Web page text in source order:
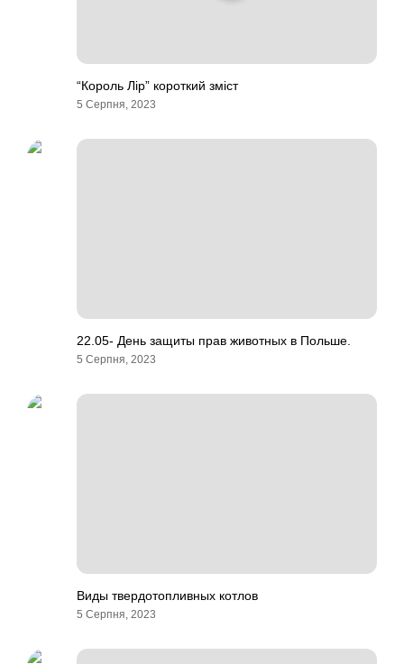
“Король Лір” короткий зміст
5 Серпня, 2023
22.05- День защиты прав животных в Польше.
5 Серпня, 2023
Виды твердотопливных котлов
5 Серпня, 2023